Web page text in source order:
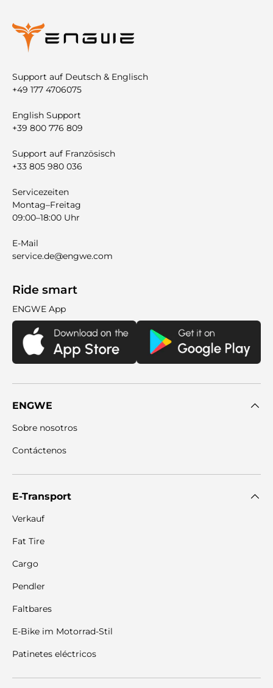
Support auf Deutsch & Englisch
+49 177 4706075
English Support
+39 800 776 809
Support auf Französisch
+33 805 980 036
Servicezeiten
Montag–Freitag
09:00–18:00 Uhr
E-Mail
service.de@engwe.com
Ride smart
ENGWE App
ENGWE
Sobre nosotros
Contáctenos
E-Transport
Verkauf
Fat Tire
Cargo
Pendler
Faltbares
E-Bike im Motorrad-Stil
Patinetes eléctricos